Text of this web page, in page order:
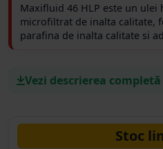
Maxifluid 46 HLP este un ulei
microfiltrat de inalta calitate,
parafina de inalta calitate si
Vezi descrierea completă
Stoc